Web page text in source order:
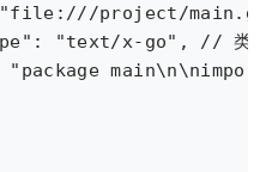
project/
"text/x-go", // 类
main\n\nimport